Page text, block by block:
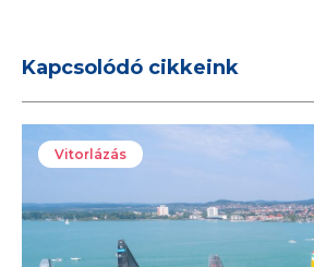
Kapcsolódó cikkeink
Vitorlázás